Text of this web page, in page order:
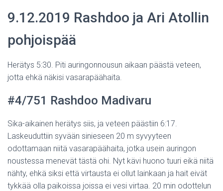
9.12.2019 Rashdoo ja Ari Atollin
pohjoispää
Herätys 5:30. Piti auringonnousun aikaan päästä veteen,
jotta ehkä näkisi vasarapäähaita.
#4/751 Rashdoo Madivaru
Sika-aikainen herätys siis, ja veteen päästiin 6:17.
Laskeuduttiin syvään sinieseen 20 m syvyyteen
odottamaan niitä vasarapäähaita, jotka usein auringon
noustessa menevät tästä ohi. Nyt kävi huono tuuri eikä niitä
nähty, ehkä siksi että virtausta ei ollut lainkaan ja hait eivät
tykkää olla paikoissa joissa ei vesi virtaa. 20 min odottelun